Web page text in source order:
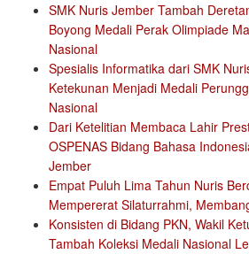
SMK Nuris Jember Tambah
Boyong Medali Perak Olimpiade
Nasional
Spesialis Informatika dari SMK
Ketekunan Menjadi Medali
Nasional
Dari Ketelitian Membaca Lahir
OSPENAS Bidang Bahasa
Jember
Empat Puluh Lima Tahun Nuris
Mempererat Silaturrahmi,
Konsisten di Bidang PKN, Wakil
Tambah Koleksi Medali Nasional